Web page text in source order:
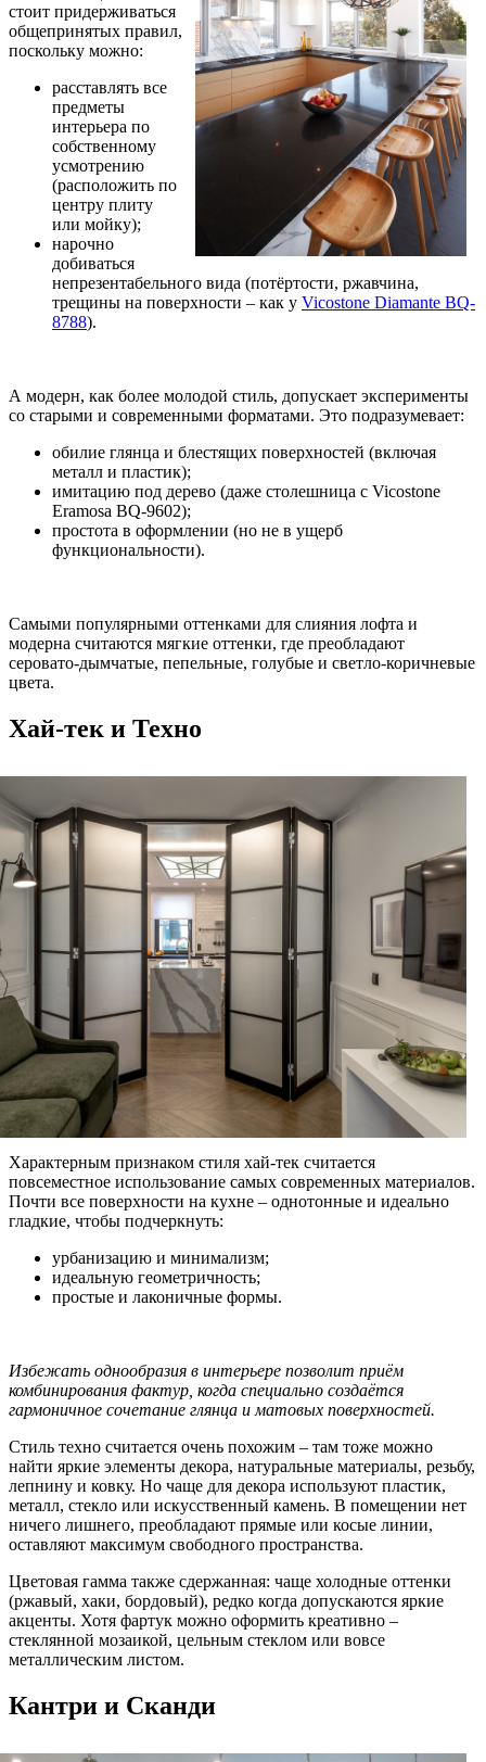
стоит придерживаться
общепринятых правил,
поскольку можно:
расставлять все
предметы
интерьера по
собственному
усмотрению
(расположить по
центру плиту
или мойку);
нарочно
добиваться
непрезентабельного вида (потёртости, ржавчина,
трещины на поверхности – как у Vicostone Diamante BQ-
8788).
А модерн, как более молодой стиль, допускает эксперименты
со старыми и современными форматами. Это подразумевает:
обилие глянца и блестящих поверхностей (включая
металл и пластик);
имитацию под дерево (даже столешница с Vicostone
Eramosa BQ-9602);
простота в оформлении (но не в ущерб
функциональности).
Самыми популярными оттенками для слияния лофта и
модерна считаются мягкие оттенки, где преобладают
серовато-дымчатые, пепельные, голубые и светло-коричневые
цвета.
Хай-тек и Техно
Характерным признаком стиля хай-тек считается
повсеместное использование самых современных материалов.
Почти все поверхности на кухне – однотонные и идеально
гладкие, чтобы подчеркнуть:
урбанизацию и минимализм;
идеальную геометричность;
простые и лаконичные формы.
Избежать однообразия в интерьере позволит приём
комбинирования фактур, когда специально создаётся
гармоничное сочетание глянца и матовых поверхностей.
Стиль техно считается очень похожим – там тоже можно
найти яркие элементы декора, натуральные материалы, резьбу,
лепнину и ковку. Но чаще для декора используют пластик,
металл, стекло или искусственный камень. В помещении нет
ничего лишнего, преобладают прямые или косые линии,
оставляют максимум свободного пространства.
Цветовая гамма также сдержанная: чаще холодные оттенки
(ржавый, хаки, бордовый), редко когда допускаются яркие
акценты. Хотя фартук можно оформить креативно –
стеклянной мозаикой, цельным стеклом или вовсе
металлическим листом.
Кантри и Сканди